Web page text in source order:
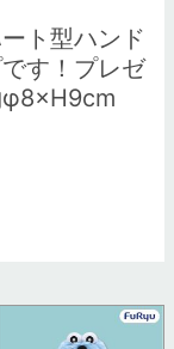
ト型ハンド
す！プレゼ
φ8×H9cm